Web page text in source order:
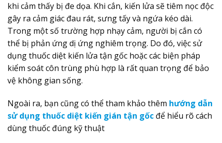
khi cảm thấy bị đe dọa. Khi cắn, kiến lửa sẽ tiêm nọc độc
gây ra cảm giác đau rát, sưng tấy và ngứa kéo dài.
Trong một số trường hợp nhạy cảm, người bị cắn có
thể bị phản ứng dị ứng nghiêm trọng. Do đó, việc sử
dụng thuốc diệt kiến lửa tận gốc hoặc các biện pháp
kiểm soát côn trùng phù hợp là rất quan trọng để bảo
vệ không gian sống.
Ngoài ra, bạn cũng có thể tham khảo thêm hướng dẫn
sử dụng thuốc diệt kiến gián tận gốc để hiểu rõ cách
dùng thuốc đúng kỹ thuật